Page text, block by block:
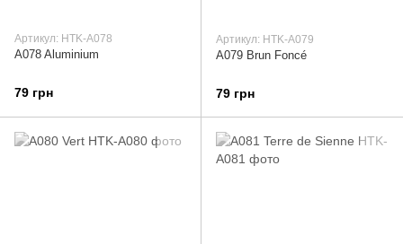
Артикул: HTK-A078
A078 Aluminium
79 грн
Артикул: HTK-A079
A079 Brun Foncé
79 грн